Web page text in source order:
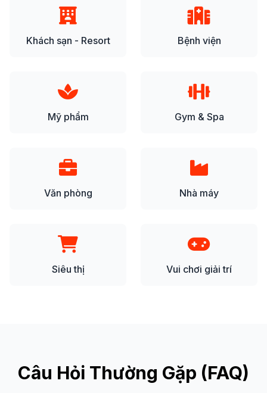
Khách sạn - Resort Bệnh viện
Mỹ phẩm Gym & Spa
Văn phòng Nhà máy
Siêu thị Vui chơi giải trí
Câu Hỏi Thường Gặp (FAQ)